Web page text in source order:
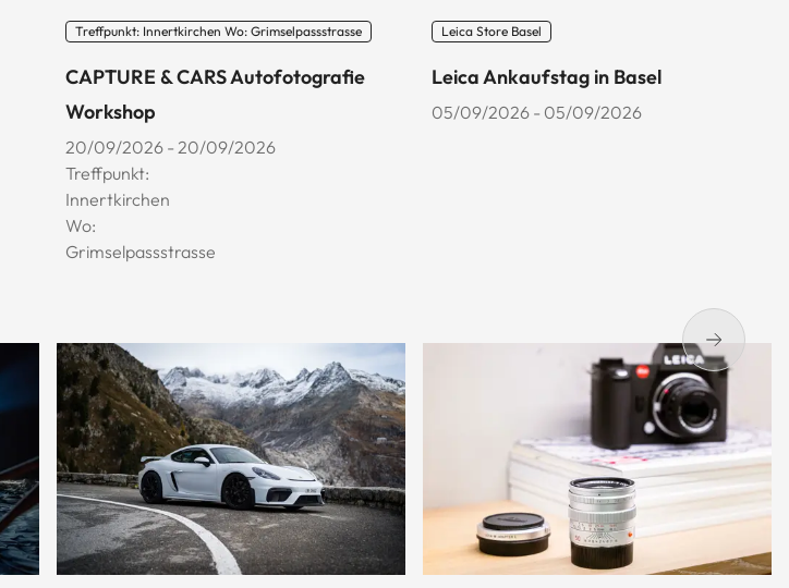
Treffpunkt: Innertkirchen Wo: Grimselpassstrasse
CAPTURE & CARS Autofotografie
Workshop
20/09/2026 - 20/09/2026
Treffpunkt:
Innertkirchen
Wo:
Grimselpassstrasse
Leica Store Basel
Leica Ankaufstag in Basel
05/09/2026 - 05/09/2026